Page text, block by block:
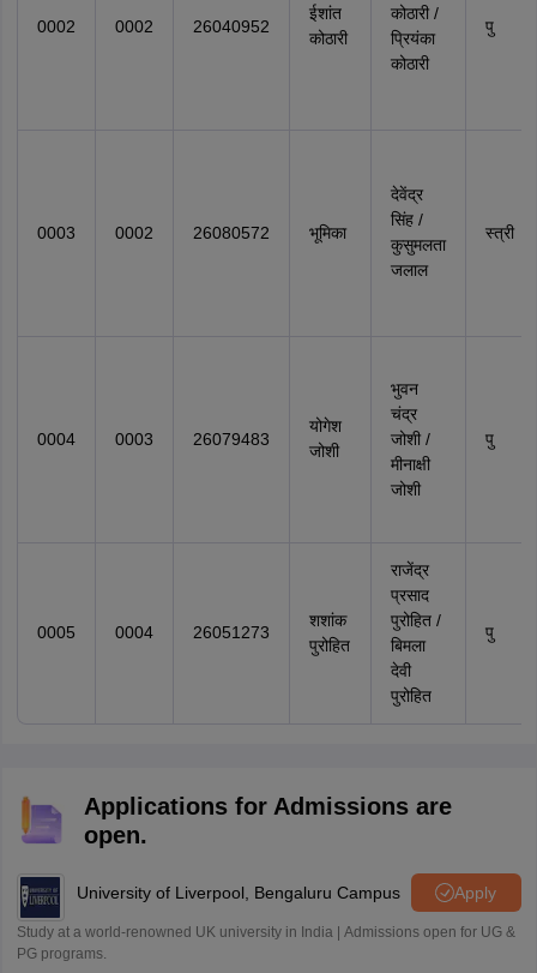
0002 0002 26040952
ईशांत
कोठारी
कोठारी /
प्रियंका
कोठारी
पु
0003 0002 26080572 भूमिका
देवेंद्र
सिंह /
कुसुमलता
जलाल
स्त्री
0004 0003 26079483
योगेश
जोशी
भुवन
चंद्र
जोशी /
मीनाक्षी
जोशी
पु
0005 0004 26051273
शशांक
पुरोहित
राजेंद्र
प्रसाद
पुरोहित /
बिमला
देवी
पुरोहित
पु
Applications for Admissions are
open.
University of Liverpool, Bengaluru Campus Apply
Study at a world-renowned UK university in India | Admissions open for UG &
PG programs.